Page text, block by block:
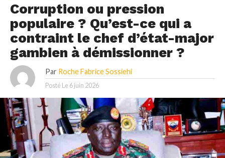
Corruption ou pression
populaire ? Qu’est-ce qui a
contraint le chef d’état-major
gambien à démissionner ?
Par Roche Fabrice Sossiehi
Posté Le 6 juin 2026